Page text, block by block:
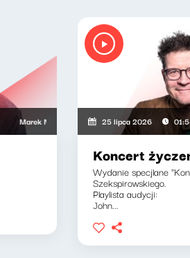
Marek Napiórkowski, Adriana Bąkowska
25 lipca 2026
Koncert
Wydanie specjlane
Szekspirowskiego.
Playlista audycji:
John...